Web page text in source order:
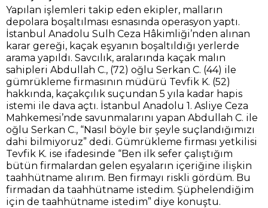
Yapılan işlemleri takip eden ekipler, malların
depolara boşaltılması esnasında operasyon yaptı.
İstanbul Anadolu Sulh Ceza Hâkimliği’nden alınan
karar gereği, kaçak eşyanın boşaltıldığı yerlerde
arama yapıldı. Savcılık, aralarında kaçak malın
sahipleri Abdullah C., (72) oğlu Serkan C. (44) ile
gümrükleme firmasının müdürü Tevfik K. (52)
hakkında, kaçakçılık suçundan 5 yıla kadar hapis
istemi ile dava açtı. İstanbul Anadolu 1. Asliye Ceza
Mahkemesi’nde savunmalarını yapan Abdullah C. ile
oğlu Serkan C., “Nasıl böyle bir şeyle suçlandığımızı
dahi bilmiyoruz” dedi. Gümrükleme firması yetkilisi
Tevfik K. ise ifadesinde “Ben ilk sefer çalıştığım
bütün firmalardan gelen eşyaların içeriğine ilişkin
taahhütname alırım. Ben firmayı riskli gördüm. Bu
firmadan da taahhütname istedim. Şüphelendiğim
için de taahhütname istedim” diye konuştu.